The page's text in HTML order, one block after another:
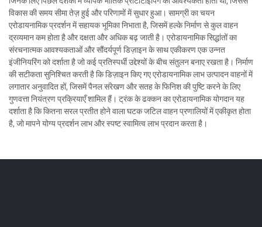
विकास की समय सीमा तेज़ हुई और परिणामों में सुधार हुआ। सामग्री का चयन
एरोडायनामिक प्रदर्शन में सहायक भूमिका निभाता है, जिसमें हल्के निर्माण से कुल वाहन
द्रव्यमान कम होता है और दक्षता और अधिक बढ़ जाती है। एरोडायनामिक सिद्धांतों का
संरचनात्मक आवश्यकताओं और सौंदर्यपूर्ण डिज़ाइन के साथ एकीकरण एक उन्नत
इंजीनियरिंग को दर्शाता है जो कई प्रतिस्पर्धी उद्देश्यों के बीच संतुलन बनाए रखता है। निर्माण
की सटीकता सुनिश्चित करती है कि डिज़ाइन किए गए एरोडायनामिक लाभ उत्पादन वाहनों में
लगातार अनुवादित हों, जिसमें पैनल संरेखण और सतह के फिनिश की पुष्टि करने के लिए
गुणवत्ता नियंत्रण प्रक्रियाएँ शामिल हैं। ट्रंक के ढक्कन का एरोडायनामिक योगदान यह
दर्शाता है कि कितना सरल प्रतीत होने वाला घटक जटिल वाहन प्रणालियों में एकीकृत होता
है, जो मापने योग्य प्रदर्शन लाभ और स्पष्ट स्वामित्व लाभ प्रदान करता है।